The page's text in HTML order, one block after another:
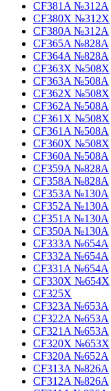
CF381A №312A
CF380X №312X
CF380A №312A
CF365A №828A
CF364A №828A
CF363X №508X
CF363A №508A
CF362X №508X
CF362A №508A
CF361X №508X
CF361A №508A
CF360X №508X
CF360A №508A
CF359A №828A
CF358A №828A
CF353A №130A
CF352A №130A
CF351A №130A
CF350A №130A
CF333A №654A
CF332A №654A
CF331A №654A
CF330X №654X
CF325X
CF323A №653A
CF322A №653A
CF321A №653A
CF320X №653X
CF320A №652A
CF313A №826A
CF312A №826A